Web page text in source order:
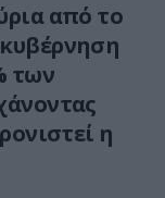
από το
των
η